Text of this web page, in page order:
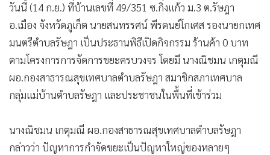
• อาชญากรรม
• Motoring
• เกม
SMEs
หุ้น
• อินโดจีน
• กองทุนรวม
วันนี้ (14 ก.ย.) ที่บ้านเลขที่ 49/351 ซ.กิ่งแก้ว ม.3 ต.รัษฎา
อ.เมือง จังหวัดภูเก็ต นายสนทรรศน์ พีรดนย์โกเศส รองนายกเทศ
มนตรีตำบลรัษฎา เป็นประธานพิธีเปิดกิจกรรม ร้านค้า 0 บาท
ตามโครงการการจัดการขยะครบวงจร โดยมี นางณิชมน เกตุมณี
ผอ.กองสาธารณสุขเทศบาลตำบลรัษฎา สมาชิกสภาเทศบาล
กลุ่มแม่บ้านตำบลรัษฎา และประชาชนในพื้นที่เข้าร่วม
นางณิชมน เกตุมณี ผอ.กองสาธารณสุขเทศบาลตำบลรัษฎา
กล่าวว่า ปัญหาการกำจัดขยะเป็นปัญหาใหญ่ของหลายๆ